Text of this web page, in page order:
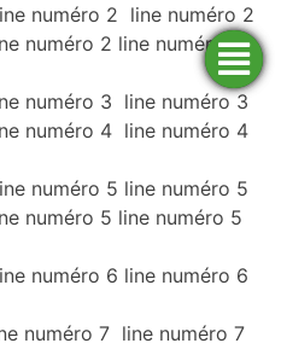
numéro 2 line numéro 2
numéro 2 line numéro 2
numéro 3 line numéro 3
numéro 4 line numéro 4
numéro 5 line numéro 5
numéro 5 line numéro 5
numéro 6 line numéro 6
numéro 7 line numéro 7
Trouver
une
agence
Demander
un
financement
Simulateurs
Ouvrir
un
compte